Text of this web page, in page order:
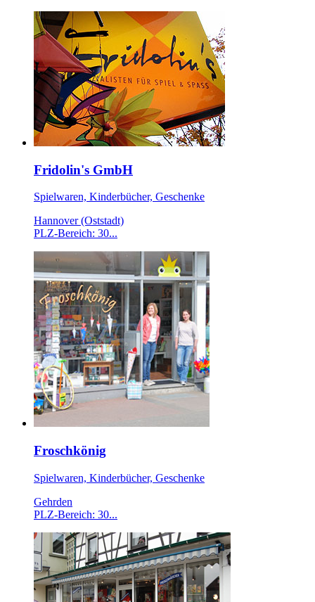
Fridolin's GmbH
Spielwaren, Kinderbücher, Geschenke
Hannover (Oststadt)
PLZ-Bereich: 30...
Froschkönig
Spielwaren, Kinderbücher, Geschenke
Gehrden
PLZ-Bereich: 30...